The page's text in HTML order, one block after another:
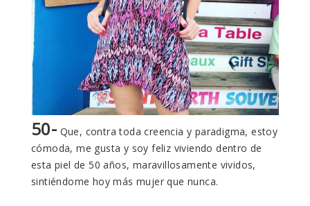
50- Que, contra toda creencia y paradigma, estoy
cómoda, me gusta y soy feliz viviendo dentro de
esta piel de 50 años, maravillosamente vividos,
sintiéndome hoy más mujer que nunca.